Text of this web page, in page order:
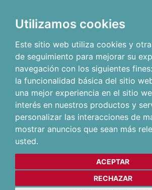
Utilizamos cookies
Este sitio web utiliza cookies y
de seguimiento para mejorar su
navegación con los siguientes fines:
la funcionalidad básica del sitio
una mejor experiencia en el sitio
interés en nuestros productos y
personalizar las interacciones de
mostrar anuncios que sean más
usted.
ACEPTAR
RECHAZAR